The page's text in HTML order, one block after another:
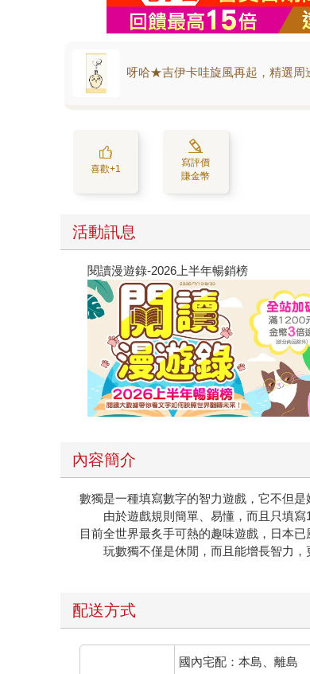
呀哈★吉伊卡哇旋風再起，精選周
喜歡+1
寫評價
賺金幣
活動訊息
閱讀漫遊錄-2026上半年暢銷榜
內容簡介
數獨是一種填寫數字的智力遊戲，它不但是
由於遊戲規則簡單、易懂，而且只填寫
目前全世界最炙手可熱的趣味遊戲，日本
玩數獨不僅是休閒，而且能增長智力，
配送方式
國內宅配：本島、離島